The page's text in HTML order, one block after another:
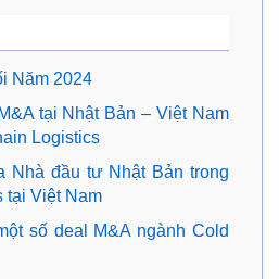
Năm 2024
tại Nhật Bản – Việt Nam
Logistics
Nhà đầu tư Nhật Bản trong
tại Việt Nam
số deal M&A ngành Cold